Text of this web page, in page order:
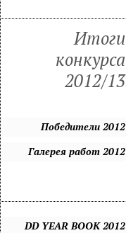
Итоги
конкурса
2012/13
Победители 2012
Галерея работ 2012
DD YEAR BOOK 2012